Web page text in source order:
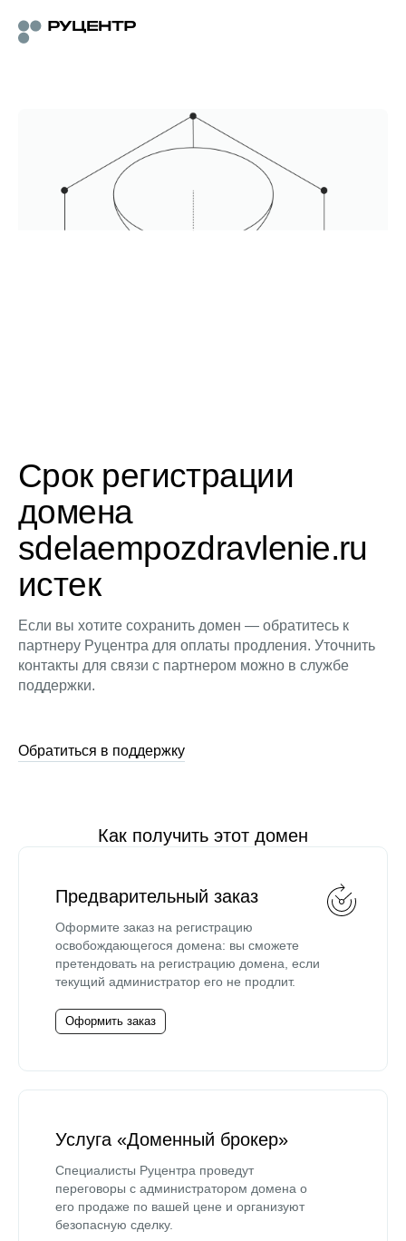
Срок регистрации
домена
sdelaempozdravlenie.ru
истек
Если вы хотите сохранить домен — обратитесь к
партнеру Руцентра для оплаты продления. Уточнить
контакты для связи с партнером можно в службе
поддержки.
Обратиться в поддержку
Как получить этот домен
Предварительный заказ
Оформите заказ на регистрацию
освобождающегося домена: вы сможете
претендовать на регистрацию домена, если
текущий администратор его не продлит.
Оформить заказ
Услуга «Доменный брокер»
Специалисты Руцентра проведут
переговоры с администратором домена о
его продаже по вашей цене и организуют
безопасную сделку.